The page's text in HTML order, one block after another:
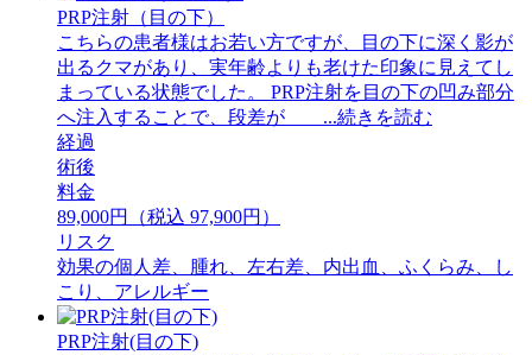
PRP注射（目の下）
こちらの患者様はお若い方ですが、目の下に深く影が
出るクマがあり、実年齢よりも老けた印象に見えてし
まっている状態でした。 PRP注射を目の下の凹み部分
へ注入することで、段差が ...続きを読む
経過
術後
料金
89,000円（税込 97,900円）
リスク
効果の個人差、腫れ、左右差、内出血、ふくらみ、し
こり、アレルギー
PRP注射(目の下)